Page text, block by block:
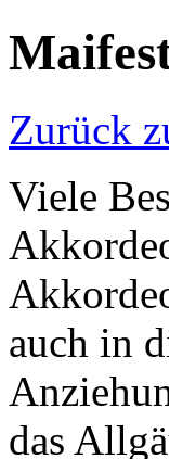
Zurück
Viele
auch in
das